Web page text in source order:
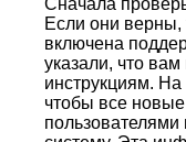
Если они
включена
указали, что
инструкциям.
чтобы все